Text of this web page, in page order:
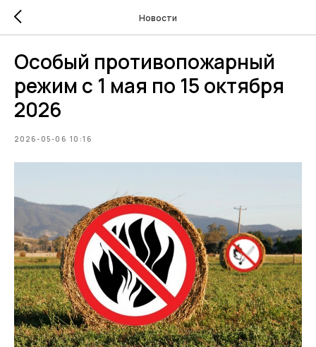
Новости
Особый противопожарный
режим с 1 мая по 15 октября
2026
2026-05-06 10:16